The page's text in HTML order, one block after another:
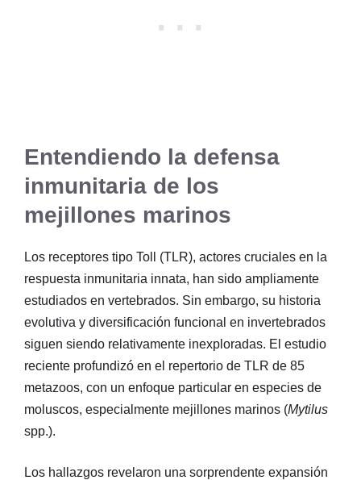
Entendiendo la defensa
inmunitaria de los
mejillones marinos
Los receptores tipo Toll (TLR), actores cruciales en la
respuesta inmunitaria innata, han sido ampliamente
estudiados en vertebrados. Sin embargo, su historia
evolutiva y diversificación funcional en invertebrados
siguen siendo relativamente inexploradas. El estudio
reciente profundizó en el repertorio de TLR de 85
metazoos, con un enfoque particular en especies de
moluscos, especialmente mejillones marinos (Mytilus
spp.).
Los hallazgos revelaron una sorprendente expansión